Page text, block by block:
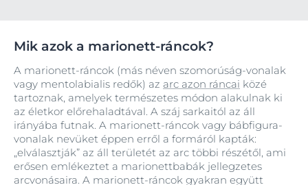
Mik azok a marionett-ráncok?
A marionett-ráncok (más néven szomorúság-vonalak
vagy mentolabialis redők) az arc azon ráncai közé
tartoznak, amelyek természetes módon alakulnak ki
az életkor előrehaladtával. A száj sarkaitól az áll
irányába futnak. A marionett-ráncok vagy bábfigura-
vonalak nevüket éppen erről a formáról kapták:
„elválasztják” az áll területét az arc többi részétől, ami
erősen emlékeztet a marionettbabák jellegzetes
arcvonásaira. A marionett-ráncok gyakran együtt